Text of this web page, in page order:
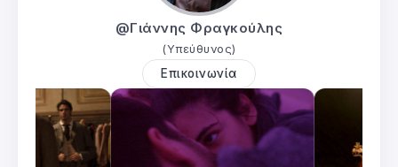
@Γιάννης Φραγκούλης
(Υπεύθυνος)
Επικοινωνία